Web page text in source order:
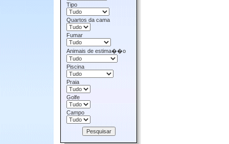
Tipo
Quartos da cama
Fumar
Animais de estima��o
Piscina
Praia
Golfe
Campo